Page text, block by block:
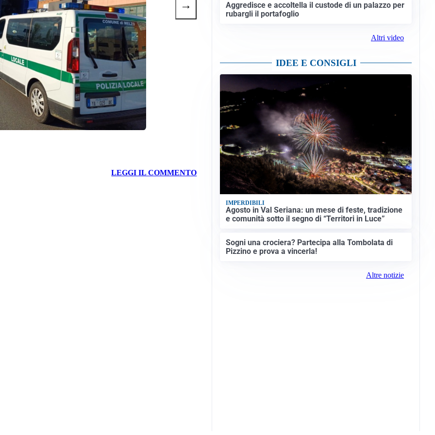
→
LEGGI IL COMMENTO
Aggredisce e accoltella il custode di un palazzo per
rubargli il portafoglio
Altri video
IDEE E CONSIGLI
IMPERDIBILI
Agosto in Val Seriana: un mese di feste, tradizione
e comunità sotto il segno di “Territori in Luce”
Sogni una crociera? Partecipa alla Tombolata di
Pizzino e prova a vincerla!
Altre notizie